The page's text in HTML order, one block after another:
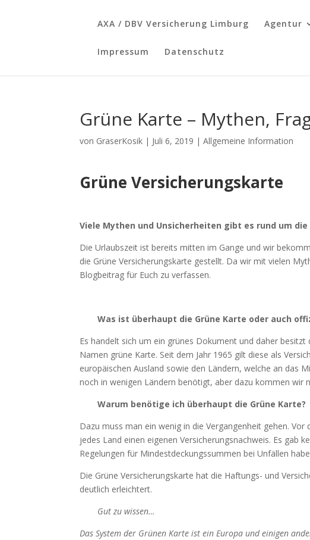
AXA / DBV Versicherung Limburg Agentur
Impressum Datenschutz
Grüne Karte – Mythen,
von GraserKosik | Juli 6, 2019 |Allgemeine Information
Grüne Versicherungskarte
Viele Mythen und Unsicherheiten gibt es rund um
Die Urlaubszeit ist bereits mitten im Gange und wir
die Grüne Versicherungskarte gestellt. Da wir mit vielen
Blogbeitrag für Euch zu verfassen.
Was ist überhaupt die Grüne Karte oder auch
Es handelt sich um ein grünes Dokument und daher
Namen grüne Karte. Seit dem Jahr 1965 gilt diese als
europäischen Ausland sowie den Ländern, welche an das
noch in wenigen Ländern benötigt, aber dazu kommen wir
Warum benötige ich überhaupt die Grüne Karte?
Dazu muss man ein wenig in die Vergangenheit gehen.
jedes Land einen eigenen Versicherungsnachweis. Es gab
Regelungen für Mindestdeckungssummen bei Unfällen
Die Grüne Versicherungskarte hat die Haftungs- und
deutlich erleichtert.
Gut zu wissen…
Das System der Grünen Karte ist ein Europa und einigen